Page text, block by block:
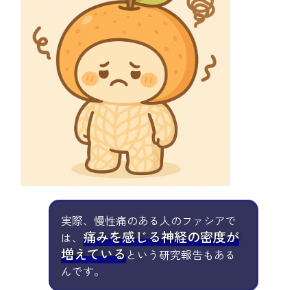
実際、慢性痛のある人のファシアで
は、 痛みを感じる神経の密度が
増えているという研究報告もある
んです。